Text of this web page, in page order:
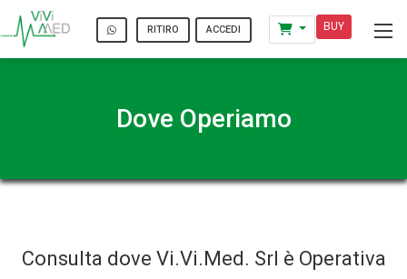
RITIRO ACCEDI BUY
Dove Operiamo
Consulta dove Vi.Vi.Med. Srl è Operativa